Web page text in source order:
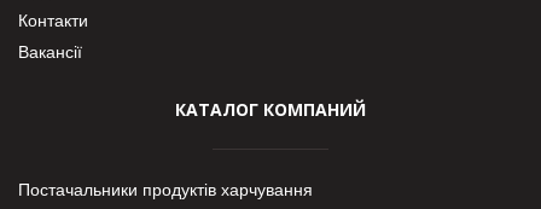
Контакти
Вакансії
КАТАЛОГ КОМПАНИЙ
Постачальники продуктів харчування